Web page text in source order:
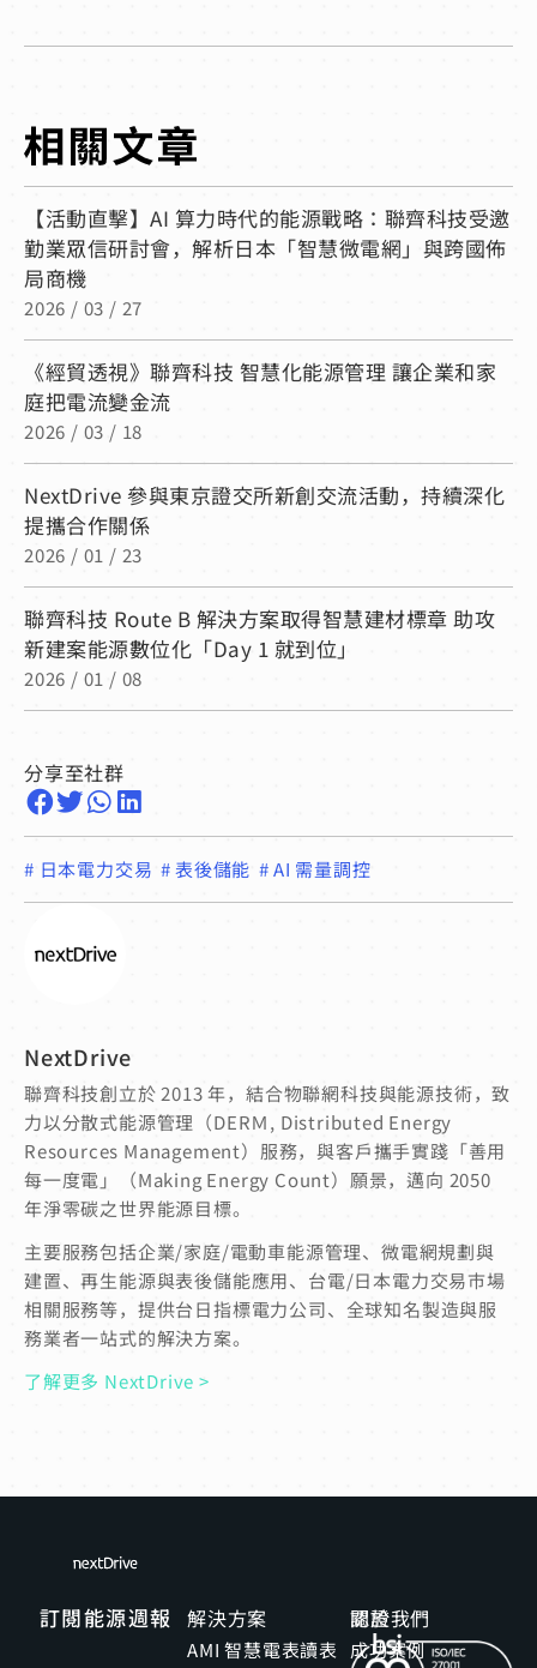
【活動直擊】AI 算力時代的能源戰略：聯齊科技受邀
勤業眾信研討會，解析日本「智慧微電網」與跨國佈
局商機
2026 / 03 / 27
《經貿透視》聯齊科技 智慧化能源管理 讓企業和家
庭把電流變金流
2026 / 03 / 18
NextDrive 參與東京證交所新創交流活動，持續深化
提攜合作關係
2026 / 01 / 23
聯齊科技 Route B 解決方案取得智慧建材標章 助攻
新建案能源數位化「Day 1 就到位」
2026 / 01 / 08
分享至社群
# 日本電力交易 #表後儲能 #AI 需量調控
NextDrive
聯齊科技創立於 2013 年，結合物聯網科技與能源技術，致
力以分散式能源管理（DERＭ, Distributed Energy
Resources Management）服務，與客戶攜手實踐「善用
每一度電」（Making Energy Count）願景，邁向 2050
年淨零碳之世界能源目標。
主要服務包括企業/家庭/電動車能源管理、微電網規劃與
建置、再生能源與表後儲能應用、台電/日本電力交易市場
相關服務等，提供台日指標電力公司、全球知名製造與服
務業者一站式的解決方案。
了解更多 NextDrive >
訂閱能源週報 解決方案
AMI 智慧電表讀表
關於我們
成功案例
認證